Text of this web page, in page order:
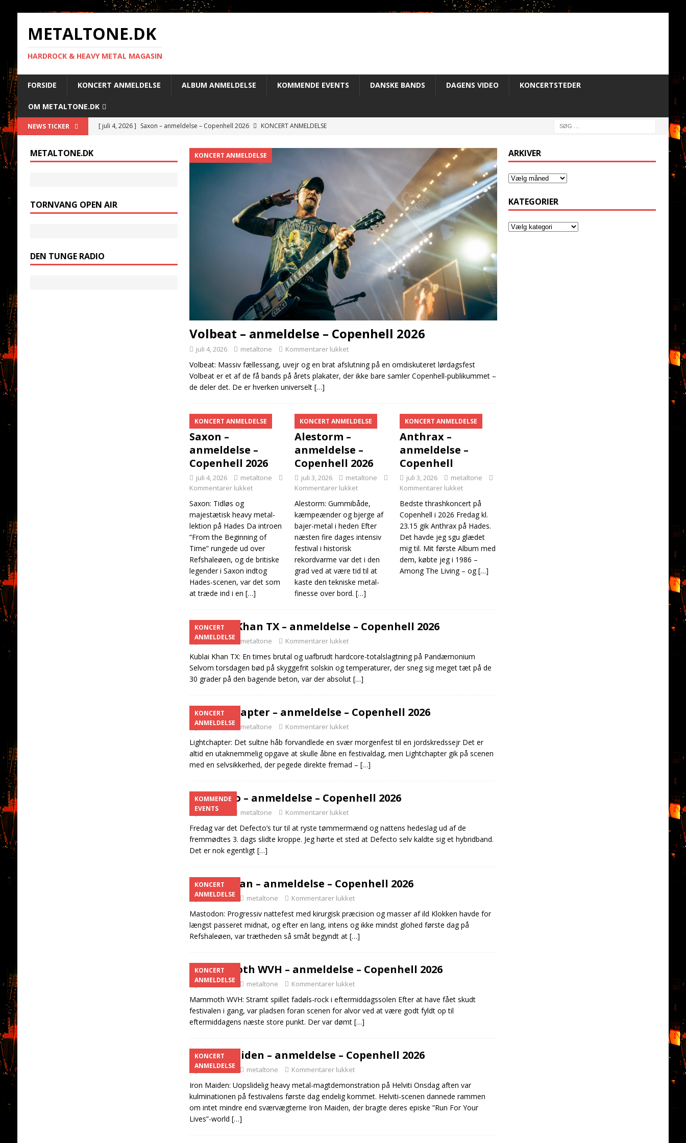
METALTONE.DK
HARDROCK & HEAVY METAL MAGASIN
FORSIDE KONCERT ANMELDELSE ALBUM ANMELDELSE KOMMENDE EVENTS DANSKE BANDS DAGENS VIDEO KONCERTSTEDER
OM METALTONE.DK
NEWS TICKER [ juli 4, 2026 ] Saxon – anmeldelse – Copenhell 2026
KONCERT ANMELDELSE
[ juli 3, 2026 ] Anthrax – anmeldelse – Copenhell
KONCERT ANMELDELSE
KONCERT ANMELDELSE
KONCERT ANMELDELSE
KONCERT ANMELDELSE
Volbeat – anmeldelse – Copenhell 2026
juli 4, 2026 metaltone Kommentarer lukket
Volbeat: Massiv fællessang, uvejr og en brat afslutning på en omdiskuteret lørdagsfest
Volbeat er et af de få bands på årets plakater, der ikke bare samler Copenhell-publikummet –
de deler det. De er hverken universelt[…]
KONCERT ANMELDELSE
Saxon –
anmeldelse –
Copenhell 2026
juli 4, 2026
metaltone
Kommentarer lukket
Saxon: Tidløs og
majestætisk heavy metal-
lektion på Hades Da introen
”From the Beginning of
Time” rungede ud over
Refshaleøen, og de britiske
legender i Saxon indtog
Hades-scenen, var det som
at træde ind i en[…]
KONCERT ANMELDELSE
Alestorm –
anmeldelse –
Copenhell 2026
juli 3, 2026
metaltone
Kommentarer lukket
Alestorm: Gummibåde,
kæmpeænder og bjerge af
bajer-metal i heden Efter
næsten fire dages intensiv
festival i historisk
rekordvarme var det i den
grad ved at være tid til at
kaste den tekniske metal-
finesse over bord. […]
KONCERT ANMELDELSE
Anthrax –
anmeldelse –
Copenhell
juli 3, 2026
metaltone
Kommentarer lukket
Bedste thrashkoncert på
Copenhell i 2026 Fredag kl.
23.15 gik Anthrax på Hades.
Det havde jeg sgu glædet
mig til. Mit første Album med
dem, købte jeg i 1986 –
Among The Living – og[…]
KONCERT
ANMELDELSE
Kublai Khan TX – anmeldelse – Copenhell 2026
juli 2, 2026 metaltone Kommentarer lukket
Kublai Khan TX: En times brutal og uafbrudt hardcore-totalslagtning på Pandæmonium
Selvom torsdagen bød på skyggefrit solskin og temperaturer, der sneg sig meget tæt på de
30 grader på den bagende beton, var der absolut[…]
KONCERT
ANMELDELSE
Lightchapter – anmeldelse – Copenhell 2026
juli 2, 2026 metaltone Kommentarer lukket
Lightchapter: Det sultne håb forvandlede en svær morgenfest til en jordskredssejr Det er
altid en utaknemmelig opgave at skulle åbne en festivaldag, men Lightchapter gik på scenen
med en selvsikkerhed, der pegede direkte fremad –[…]
KOMMENDE
EVENTS
Defecto – anmeldelse – Copenhell 2026
juli 1, 2026 metaltone Kommentarer lukket
Fredag var det Defecto’s tur til at ryste tømmermænd og nattens hedeslag ud af de
fremmødtes 3. dags slidte kroppe. Jeg hørte et sted at Defecto selv kaldte sig et hybridband.
Det er nok egentligt[…]
KONCERT
ANMELDELSE
Mastodan – anmeldelse – Copenhell 2026
juni 30, 2026 metaltone Kommentarer lukket
Mastodon: Progressiv nattefest med kirurgisk præcision og masser af ild Klokken havde for
længst passeret midnat, og efter en lang, intens og ikke mindst glohed første dag på
Refshaleøen, var trætheden så småt begyndt at[…]
KONCERT
ANMELDELSE
Mammoth WVH – anmeldelse – Copenhell 2026
juni 30, 2026 metaltone Kommentarer lukket
Mammoth WVH: Stramt spillet fadøls-rock i eftermiddagssolen Efter at have fået skudt
festivalen i gang, var pladsen foran scenen for alvor ved at være godt fyldt op til
eftermiddagens næste store punkt. Der var dømt[…]
KONCERT
ANMELDELSE
Iron Maiden – anmeldelse – Copenhell 2026
juni 30, 2026 metaltone Kommentarer lukket
Iron Maiden: Uopslidelig heavy metal-magtdemonstration på Helviti Onsdag aften var
kulminationen på festivalens første dag endelig kommet. Helviti-scenen dannede rammen
om intet mindre end sværvægterne Iron Maiden, der bragte deres episke ”Run For Your
Lives”-world[…]
METALTONE.DK
TORNVANG OPEN AIR
DEN TUNGE RADIO
ARKIVER
KATEGORIER